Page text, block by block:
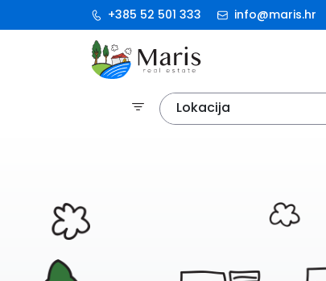
+385 52 501 333 info@maris.hr
Lokacija